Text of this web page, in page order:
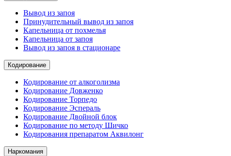
Вывод из запоя
Принудительный вывод из запоя
Капельница от похмелья
Капельница от запоя
Вывод из запоя в стационаре
Кодирование
Кодирование от алкоголизма
Кодирование Довженко
Кодирование Торпедо
Кодирование Эспераль
Кодирование Двойной блок
Кодирование по методу Шичко
Кодирования препаратом Аквилонг
Наркомания